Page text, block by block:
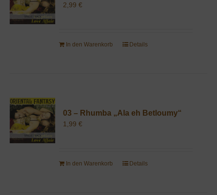
2,99 €
In den Warenkorb Details
03 – Rhumba „Ala eh Betloumy“
1,99 €
In den Warenkorb Details